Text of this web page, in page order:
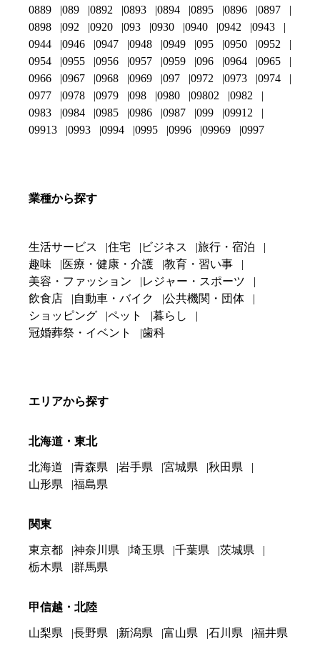
0889
089 0892 0893 0894 0895 0896
0897
0898
092 0920 093 0930 0940 0942
0943
0944
0946 0947 0948 0949 095 0950
0952
0954
0955 0956 0957 0959 096 0964
0965
0966
0967 0968 0969 097 0972 0973
0974
0977
0978 0979 098 0980 09802
0982
0983
0984 0985 0986 0987 099
09912
09913
0993 0994 0995 0996 09969 0997
業種から探す
生活サービス 住宅 ビジネス
旅行・宿泊
趣味
医療・健康・介護
教育・習い事
美容・ファッション
レジャー・スポーツ
飲食店
自動車・バイク
公共機関・団体
ショッピング
ペット
暮らし
冠婚葬祭・イベント
歯科
エリアから探す
北海道・東北
北海道 青森県 岩手県 宮城県
秋田県
山形県
福島県
関東
東京都 神奈川県 埼玉県 千葉県
茨城県
栃木県
群馬県
甲信越・北陸
山梨県 長野県 新潟県 富山県 石川県 福井県